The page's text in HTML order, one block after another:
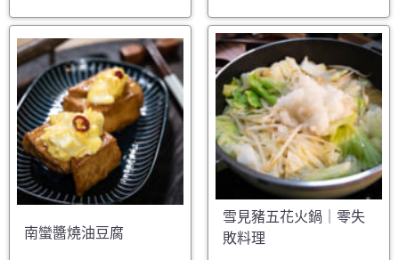
南蠻醬燒油豆腐
雪見豬五花火鍋｜零失
敗料理